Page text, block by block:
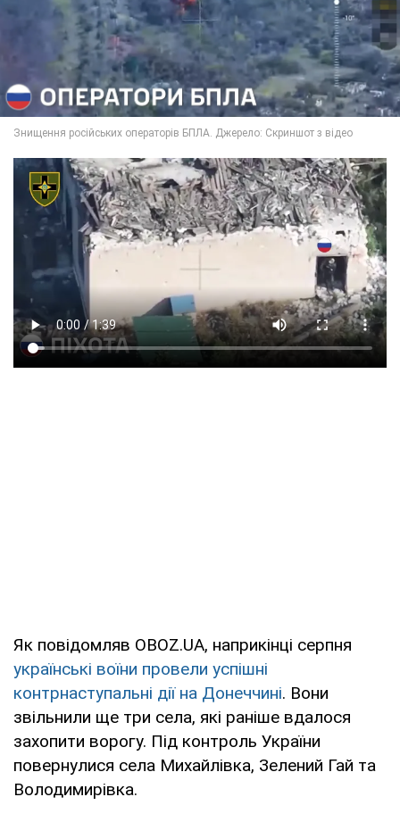
Як повідомляв OBOZ.UA, наприкінці серпня
українські воїни провели успішні
контрнаступальні дії на Донеччині. Вони
звільнили ще три села, які раніше вдалося
захопити ворогу. Під контроль України
повернулися села Михайлівка, Зелений Гай та
Володимирівка.